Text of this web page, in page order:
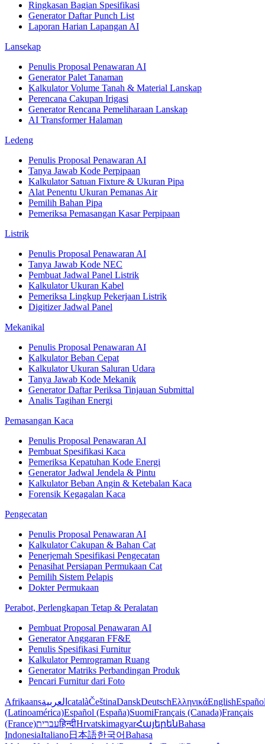
Ringkasan Bagian Spesifikasi
Generator Daftar Punch List
Laporan Harian Lapangan AI
Lansekap
Penulis Proposal Penawaran AI
Generator Palet Tanaman
Kalkulator Volume Tanah & Material Lanskap
Perencana Cakupan Irigasi
Generator Rencana Pemeliharaan Lanskap
AI Transformer Halaman
Ledeng
Penulis Proposal Penawaran AI
Tanya Jawab Kode Perpipaan
Kalkulator Satuan Fixture & Ukuran Pipa
Alat Penentu Ukuran Pemanas Air
Pemilih Bahan Pipa
Pemeriksa Pemasangan Kasar Perpipaan
Listrik
Penulis Proposal Penawaran AI
Tanya Jawab Kode NEC
Pembuat Jadwal Panel Listrik
Kalkulator Ukuran Kabel
Pemeriksa Lingkup Pekerjaan Listrik
Digitizer Jadwal Panel
Mekanikal
Penulis Proposal Penawaran AI
Kalkulator Beban Cepat
Kalkulator Ukuran Saluran Udara
Tanya Jawab Kode Mekanik
Generator Daftar Periksa Tinjauan Submittal
Analis Tagihan Energi
Pemasangan Kaca
Penulis Proposal Penawaran AI
Pembuat Spesifikasi Kaca
Pemeriksa Kepatuhan Kode Energi
Generator Jadwal Jendela & Pintu
Kalkulator Beban Angin & Ketebalan Kaca
Forensik Kegagalan Kaca
Pengecatan
Penulis Proposal Penawaran AI
Kalkulator Cakupan & Bahan Cat
Penerjemah Spesifikasi Pengecatan
Penasihat Persiapan Permukaan Cat
Pemilih Sistem Pelapis
Dokter Permukaan
Perabot, Perlengkapan Tetap & Peralatan
Pembuat Proposal Penawaran AI
Generator Anggaran FF&E
Penulis Spesifikasi Furnitur
Kalkulator Pemrograman Ruang
Generator Matriks Perbandingan Produk
Pencari Furnitur dari Foto
Afrikaansالعربية catalàČeštinaDanskDeutschΕλληνικάEnglish
(Latinoamérica)Español (España)SuomiFrançais (Canada)Français
(France)עבריתहिन्दीHrvatskimagyarՀայերենBahasa
IndonesiaItaliano日本語한국어Bahasa